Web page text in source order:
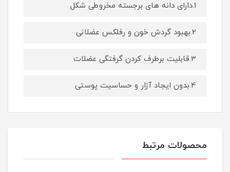
1.دارای دانه های برجسته مخروطی شکل
2.بهبود گردش خون و رفلکس عضلانی
3.قابلیت برطرف کردن گرفتگی عضلات
4.بدون ایجاد آزار و حساسیت پوستی
محصولات مرتبط